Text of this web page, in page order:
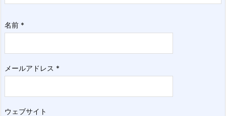
名前 *
メールアドレス *
ウェブサイト